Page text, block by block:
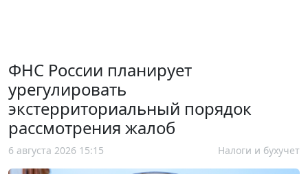
ФНС России планирует
урегулировать
экстерриториальный порядок
рассмотрения жалоб
6 августа 2026 15:15 Налоги и бухучет